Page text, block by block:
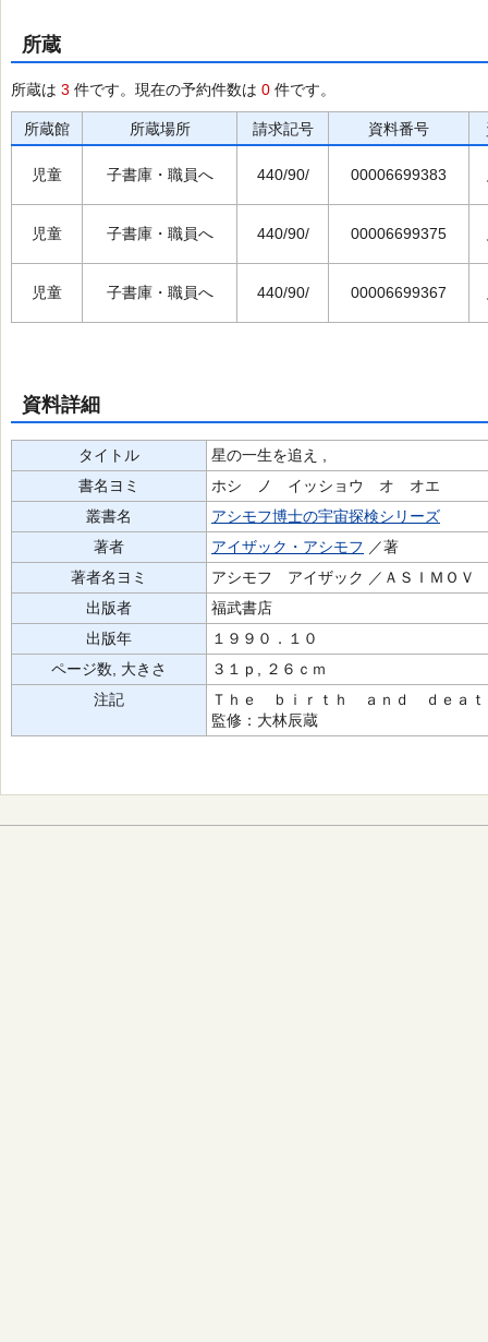
所蔵
所蔵は 3 件です。現在の予約件数は 0 件です。
所蔵館 所蔵場所 請求記号 資料番号
児童 子書庫・職員へ 440/90/ 00006699383
児童 子書庫・職員へ 440/90/ 00006699375
児童 子書庫・職員へ 440/90/ 00006699367
資料詳細
タイトル
星の一生を追え ,
書名ヨミ
ホシ ノ イッショウ オ オエ
叢書名
アシモフ博士の宇宙探検シリーズ
著者
アイザック・アシモフ ／著
著者名ヨミ
アシモフ アイザック ／ＡＳＩＭＯ
出版者
福武書店
出版年
１９９０．１０
ページ数, 大きさ
３１ｐ, ２６ｃｍ
注記
Ｔｈｅ ｂｉｒｔｈ ａｎｄ ｄｅａ
監修：大林辰蔵